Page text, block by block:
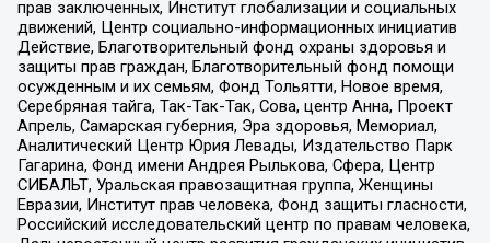
прав заключенных, Институт глобализации и социальных
движений, Центр социально-информационных инициатив
Действие, Благотворительный фонд охраны здоровья и
защиты прав граждан, Благотворительный фонд помощи
осужденным и их семьям, Фонд Тольятти, Новое время,
Серебряная тайга, Так-Так-Так, Сова, центр Анна, Проект
Апрель, Самарская губерния, Эра здоровья, Мемориал,
Аналитический Центр Юрия Левады, Издательство Парк
Гагарина, Фонд имени Андрея Рылькова, Сфера, Центр
СИБАЛЬТ, Уральская правозащитная группа, Женщины
Евразии, Институт прав человека, Фонд защиты гласности,
Российский исследовательский центр по правам человека,